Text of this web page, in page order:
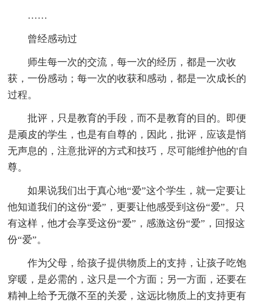
……
曾经感动过
师生每一次的交流，每一次的经历，都是一次收
获，一份感动；每一次的收获和感动，都是一次成长的
过程。
批评，只是教育的手段，而不是教育的目的。即便
是顽皮的学生，也是有自尊的，因此，批评，应该是悄
无声息的，注意批评的方式和技巧，尽可能维护他的'自
尊。
如果说我们出于真心地“爱”这个学生，就一定要让
他知道我们的这份“爱”，更要让他感受到这份“爱”。只
有这样，他才会享受这份“爱”，感激这份“爱”，回报这
份“爱”。
作为父母，给孩子提供物质上的支持，让孩子吃饱
穿暖，是必需的，这只是一个方面；另一方面，还要在
精神上给予无微不至的关爱，这远比物质上的支持更有